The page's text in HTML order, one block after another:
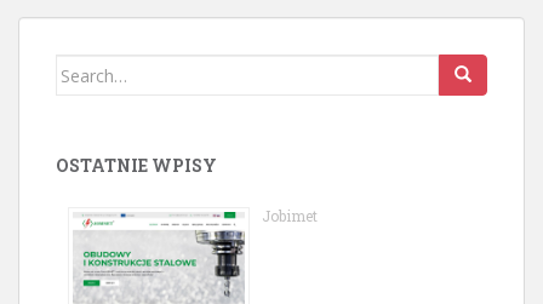
Search
OSTATNIE WPISY
Jobimet